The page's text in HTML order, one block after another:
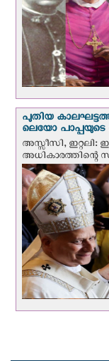
പുതിയ
ലെയോ
അസ്സീസി, ഇറ്റലി:
അധികാരത്തിന്റെ